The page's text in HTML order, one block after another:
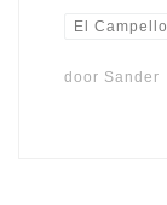
El Campello
door Sander